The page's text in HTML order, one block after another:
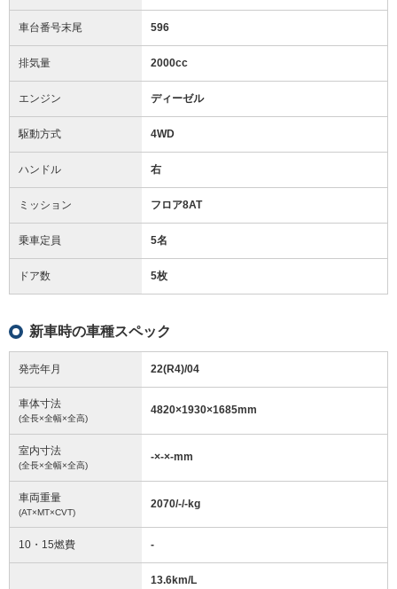
車台番号末尾 596
排気量 2000cc
エンジン ディーゼル
駆動方式 4WD
ハンドル 右
ミッション フロア8AT
乗車定員 5名
ドア数 5枚
新車時の車種スペック
発売年月 22(R4)/04
車体寸法
(全長×全幅×全高)
4820×1930×1685mm
室内寸法
(全長×全幅×全高)
-×-×-mm
車両重量
(AT×MT×CVT)
2070/-/-kg
10・15燃費 -
13.6km/L